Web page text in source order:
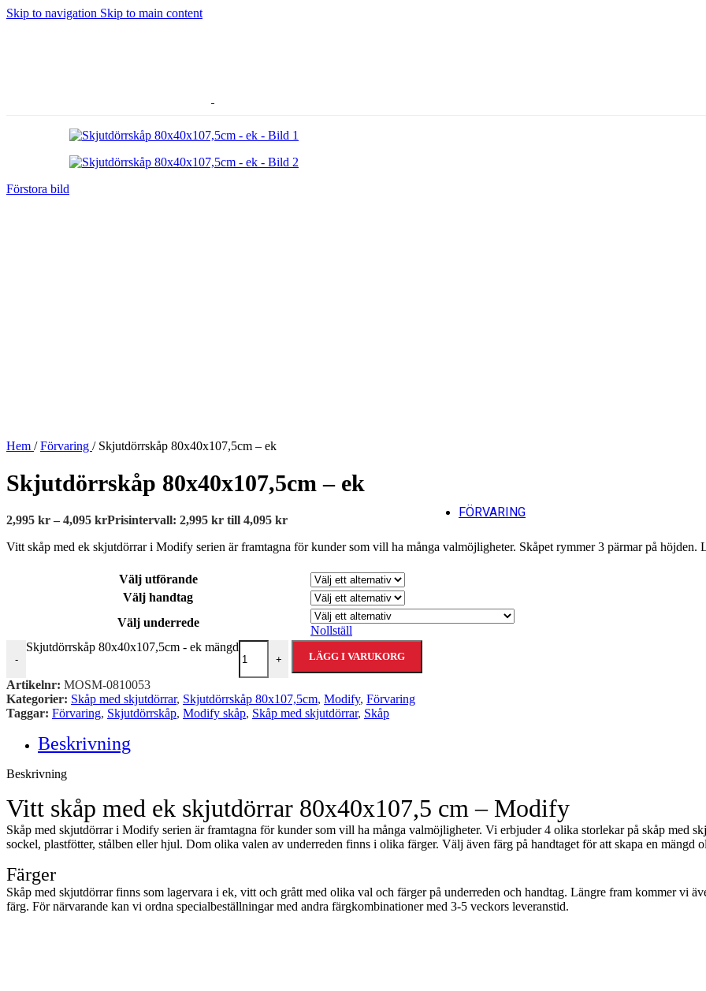
Skip to navigation Skip to main content
FÖRVARING
Förstora bild
Hem / Förvaring / Skjutdörrskåp 80x40x107,5cm – ek
Skjutdörrskåp 80x40x107,5cm – ek
2,995 kr – 4,095 krPrisintervall: 2,995 kr till 4,095 kr
Vitt skåp med ek skjutdörrar i Modify serien är framtagna för kunder som vill ha många valmöjligheter. Skåpet rymmer 3 pärmar på höjden.
Välj utförande
Välj handtag
Välj underrede
Nollställ
-
Skjutdörrskåp 80x40x107,5cm - ek mängd
+ LÄGG I VARUKORG
Artikelnr: MOSM-0810053
Kategorier: Skåp med skjutdörrar, Skjutdörrskåp 80x107,5cm, Modify, Förvaring
Taggar: Förvaring, Skjutdörrskåp, Modify skåp, Skåp med skjutdörrar, Skåp
Beskrivning
Beskrivning
Vitt skåp med ek skjutdörrar 80x40x107,5 cm – Modify
Skåp med skjutdörrar i Modify serien är framtagna för kunder som vill ha många valmöjligheter. Vi erbjuder 4 olika storlekar på skåp med
sockel, plastfötter, stålben eller hjul. Dom olika valen av underreden finns i olika färger. Välj även färg på handtaget för att skapa en mängd
Färger
Skåp med skjutdörrar finns som lagervara i ek, vitt och grått med olika val och färger på underreden och handtag. Längre fram kommer vi
färg. För närvarande kan vi ordna specialbeställningar med andra färgkombinationer med 3-5 veckors leveranstid.